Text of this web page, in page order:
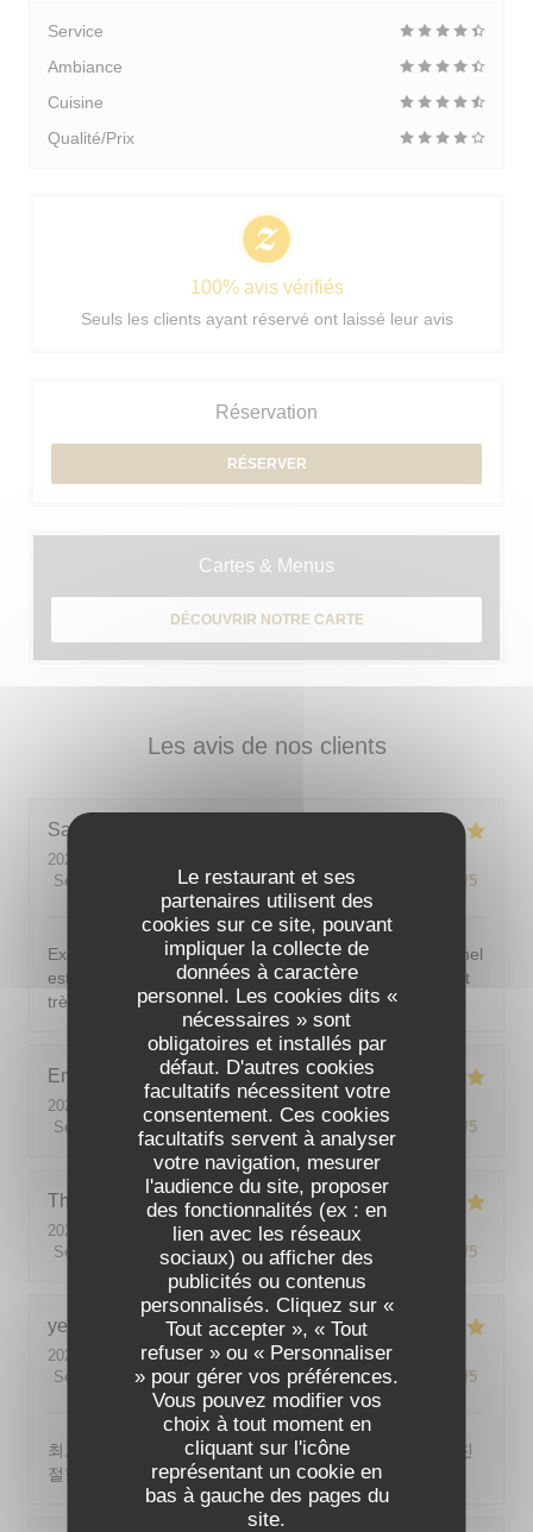
Le restaurant et ses
partenaires utilisent des
cookies sur ce site, pouvant
impliquer la collecte de
données à caractère
personnel. Les cookies dits «
nécessaires » sont
obligatoires et installés par
défaut. D'autres cookies
facultatifs nécessitent votre
consentement. Ces cookies
facultatifs servent à analyser
votre navigation, mesurer
l'audience du site, proposer
des fonctionnalités (ex : en
lien avec les réseaux
sociaux) ou afficher des
publicités ou contenus
personnalisés. Cliquez sur «
Tout accepter », « Tout
refuser » ou « Personnaliser
» pour gérer vos préférences.
Vous pouvez modifier vos
choix à tout moment en
cliquant sur l'icône
représentant un cookie en
bas à gauche des pages du
site.
Les avis de nos clients
Sarah-Lou
2026-08-03
Service
Ambiance: 5/5 Cuisine: 5/5 Qualité / Prix /5
Excellent ! Tout est délicieux, bien présentés, le personnel
est vraiment au top : accueillant, souriant, attentionné et
très professionnel. Je recommande sans hésiter !
Emilie
2026-08-05
- 20:30 - Couverts 2
Service
/5 Ambiance: 5 /5 Cuisine: 5 /5 Qualité / Prix /5
Theo
2026-08-01
- 19:00 - Couverts 2
Service
Ambiance: 5 /5 Cuisine: 5/5 Qualité / Prix /5
yeonghun
2026-08-03
- 19:00 - Couverts 4
Service
/5 Ambiance: 5/5 Cuisine: 5/5 Qualité / Prix /5
최고의 분위기, 최고의 맛, 프랑스어가 서툴지만 서버가 친
절함
Service
Ambiance
Cuisine
Qualité/Prix
100% avis vérifiés
Seuls les clients ayant réservé ont laissé leur avis
Réservation
RÉSERVER
Cartes & Menus
DÉCOUVRIR NOTRE CARTE